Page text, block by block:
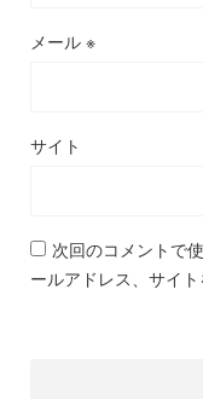
メール ※
サイト
次回のコメントで
ールアドレス、サイト